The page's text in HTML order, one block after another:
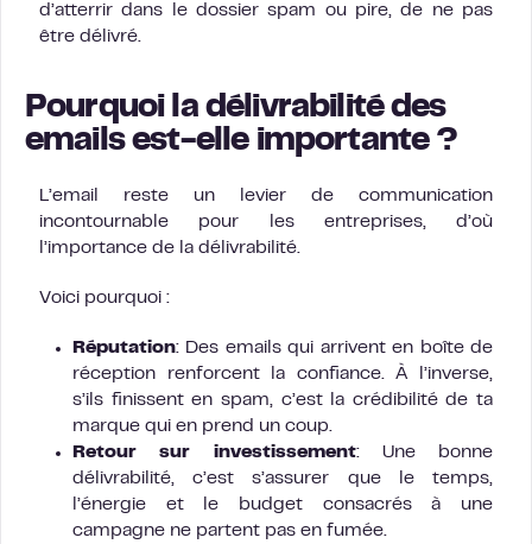
d’atterrir dans le dossier spam ou pire, de ne pas
être délivré.
Pourquoi la délivrabilité des
emails est-elle importante ?
L’email reste un levier de communication
incontournable pour les entreprises, d’où
l’importance de la délivrabilité.
Voici pourquoi :
Réputation: Des emails qui arrivent en boîte de
réception renforcent la confiance. À l’inverse,
s’ils finissent en spam, c’est la crédibilité de ta
marque qui en prend un coup.
Retour sur investissement: Une bonne
délivrabilité, c’est s’assurer que le temps,
l’énergie et le budget consacrés à une
campagne ne partent pas en fumée.